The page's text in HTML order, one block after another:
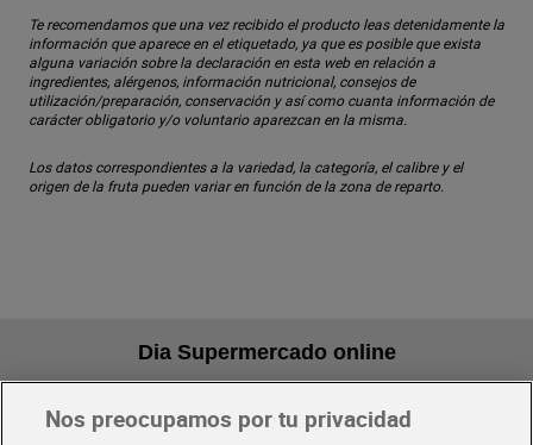
Te recomendamos que una vez recibido el producto leas detenidamente la
información que aparece en el etiquetado, ya que es posible que exista
alguna variación sobre la declaración en esta web en relación a
ingredientes, alérgenos, información nutricional, consejos de
utilización/preparación, conservación y así como cuanta información de
carácter obligatorio y/o voluntario aparezcan en la misma.
Los datos correspondientes a la variedad, la categoría, el calibre y el
origen de la fruta pueden variar en función de la zona de reparto.
Dia Supermercado online
Pide hoy, recibe hoy
Nos preocupamos por tu privacidad